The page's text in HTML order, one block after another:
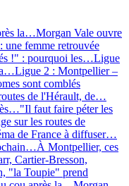
la…Morgan Vale ouvre
une femme retrouvée
!" : pourquoi les…Ligue
Ligue 2 : Montpellier –
sont comblés
de l'Hérault, de…
"Il faut faire péter les
sur les routes de
de France à diffuser…
À Montpellier, ces
Cartier-Bresson,
"la Toupie" prend